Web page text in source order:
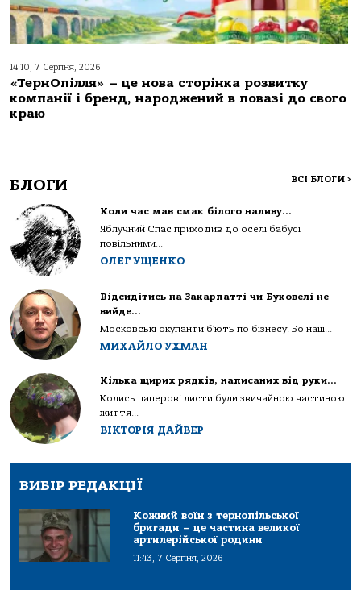
14:10, 7 Серпня, 2026
«ТернОпілля» – це нова сторінка розвитку
компанії і бренд, народжений в повазі до свого
краю
БЛОГИ ВСІ БЛОГИ >
Коли час мав смак білого наливу…
Яблучний Спас приходив до оселі бабусі
повільними...
ОЛЕГ УЩЕНКО
Відсидітись на Закарпатті чи Буковелі не
вийде…
Московські окупанти б’ють по бізнесу. Бо наш...
МИХАЙЛО УХМАН
Кілька щирих рядків, написаних від руки…
Колись паперові листи були звичайною частиною
життя...
ВІКТОРІЯ ДАЙВЕР
ВИБІР РЕДАКЦІЇ
Кожний воїн з тернопільської
бригади – це частина великої
артилерійської родини
11:43, 7 Серпня, 2026